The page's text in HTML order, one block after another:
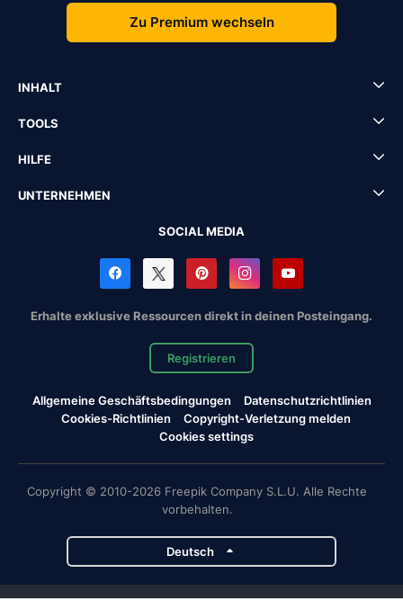
Zu Premium wechseln
INHALT
TOOLS
HILFE
UNTERNEHMEN
SOCIAL MEDIA
Erhalte exklusive Ressourcen direkt in deinen Posteingang.
Registrieren
Allgemeine Geschäftsbedingungen
Datenschutzrichtlinien
Cookies-Richtlinien
Copyright-Verletzung melden
Cookies settings
Copyright © 2010-2026 Freepik Company S.L.U. Alle Rechte
vorbehalten.
Deutsch